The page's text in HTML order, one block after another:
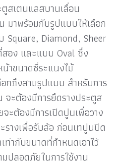
สเตนแลสบานเลื่อน
มาพร้อมกับรูปแบบให้เลือก
Diamond, Sheer
อง และแบบ Oval ซึ่ง
าขนาดซี่ระแนงไม้
กถึงสามรูปแบบ สำหรับการ
จะต้องมีการยึดรางประตูส
ะต้องมีการเปิดปูนเพื่อวาง
รางเพื่อรับล้อ ก่อนเทปูนปิด
ากับขนาดที่กำหนดเอาไว้
ปลอดภัยในการใช้งาน